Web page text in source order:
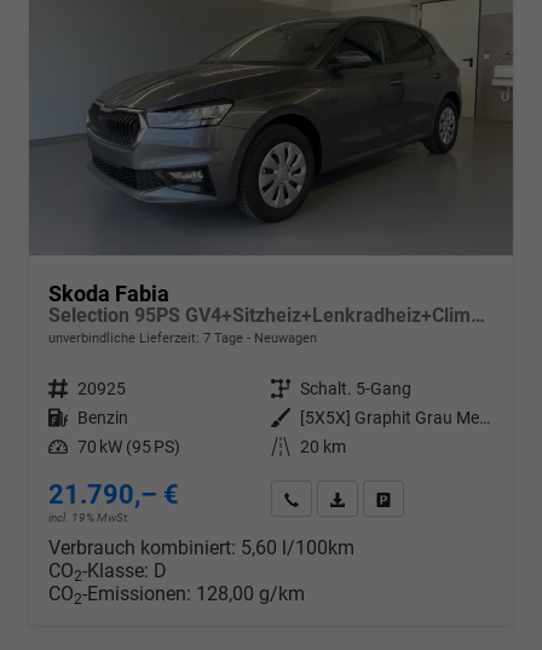
Skoda Fabia
Selection 95PS GV4+Sitzheiz+Lenkradheiz+Climatronic+Sunset+AppConnect+PDC
unverbindliche Lieferzeit: 7 Tage Neuwagen
Fahrzeugnr. 20925 Getriebe Schalt. 5-Gang
Kraftstoff Benzin Außenfarbe
[5X5X] Graphit Grau Metallic
Leistung 70 kW (95 PS) Kilometerstand 20 km
21.790,– €
incl. 19% MwSt.
Wir rufen Sie anPDF-Datei, Fahrzeugexposé
Verbrauch kombiniert: 5,60 l/100km
CO2-Klasse: D
CO2-Emissionen: 128,00 g/km